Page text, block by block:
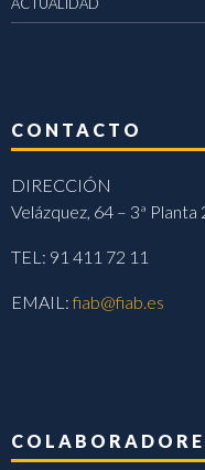
CONTACTO
DIRECCIÓN
Velázquez, 64 – 3ª
TEL: 91 411 72 11
EMAIL:fiab@fiab.es